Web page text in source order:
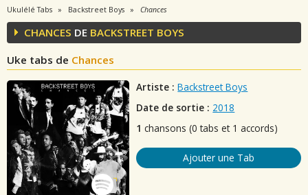
Ukulélé Tabs Backstreet Boys Chances
CHANCES DE BACKSTREET BOYS
Uke tabs de Chances
Artiste : Backstreet Boys
Date de sortie : 2018
1 chansons (0 tabs et 1 accords)
Ajouter une Tab